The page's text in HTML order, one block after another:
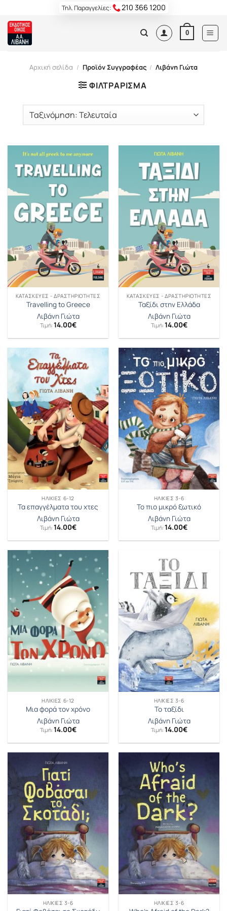
content
Τηλ. Παραγγελίες: 210 366 1200
0
Αρχική σελίδα / Προϊόν Συγγραφέας / Λιβάνη Γιώτα
ΦΙΛΤΡΆΡΙΣΜΑ
ΚΑΤΑΣΚΕΥΈΣ - ΔΡΑΣΤΗΡΙΌΤΗΤΕΣ
Travelling to Greece
Λιβάνη Γιώτα
Τιμή: 14.00€
ΚΑΤΑΣΚΕΥΈΣ - ΔΡΑΣΤΗΡΙΌΤΗΤΕΣ
Ταξίδι στην Ελλάδα
Λιβάνη Γιώτα
Τιμή: 14.00€
ΗΛΙΚΊΕΣ 6-12
Τα επαγγέλματα του χτες
Λιβάνη Γιώτα
Τιμή: 14.00€
ΗΛΙΚΊΕΣ 3-6
To πιο μικρό ξωτικό
Λιβάνη Γιώτα
Τιμή: 14.00€
ΗΛΙΚΊΕΣ 6-12
Μια φορά τον χρόνο
Λιβάνη Γιώτα
Τιμή: 14.00€
ΗΛΙΚΊΕΣ 3-6
Το ταξίδι
Λιβάνη Γιώτα
Τιμή: 14.00€
ΗΛΙΚΊΕΣ 3-6 ΗΛΙΚΊΕΣ 3-6